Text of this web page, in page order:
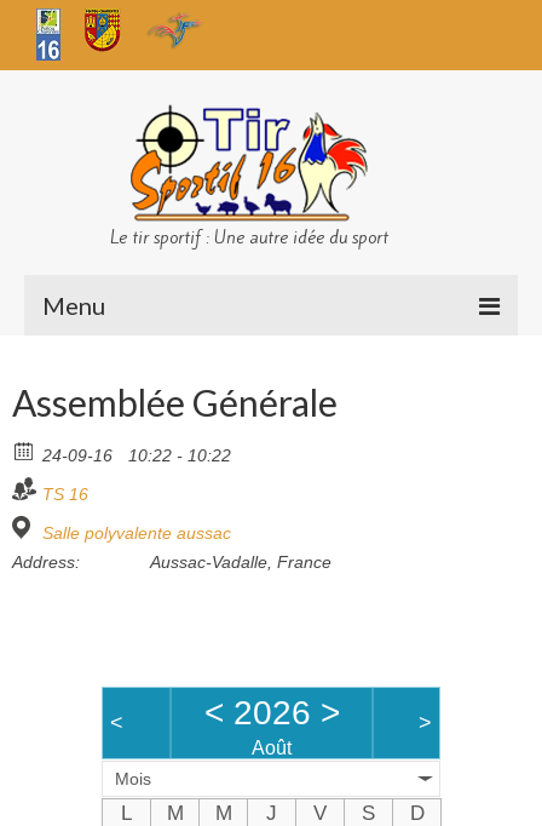
Le tir sportif : Une autre idée du sport
Menu
Sécurité
Bénévoles
Assemblée Générale
24-09-16
10:22 - 10:22
TS 16
Salle polyvalente aussac
Address:
Aussac-Vadalle, France
< < 2026 >
Août
>
Mois
L M M J V S
D